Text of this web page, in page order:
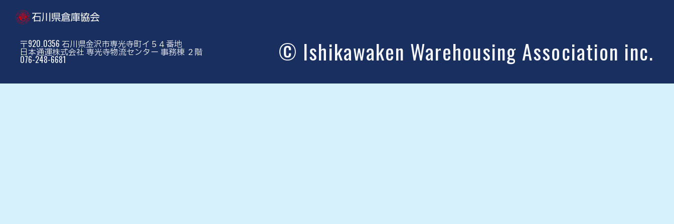
〒920₋0356 石川県金沢市専光寺町イ５４番地
日本通運株式会社 専光寺物流センター 事務棟 ２階
076-248-6681 © Ishikawaken Warehousing Association inc.